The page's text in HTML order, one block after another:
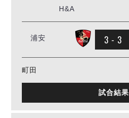
H&A
浦安 3 - 3
町田
試合結果